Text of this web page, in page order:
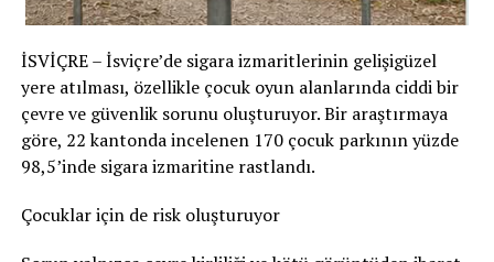
Savcılık, sanığın davranışlarının kızı tarafından fark
aldığı sonucuna vardı. Bu nedenle adam hakkında
Nötigung (zorlama)suçundan ceza verildi.
96 gün soruşturma tutukluluğunda kaldı
para cezasıverdi. Bu ceza şartlı olarak hükme bağlandı.
İSVİÇRE – İsviçre’de sigara izmaritlerinin gelişigüzel
yere atılması, özellikle çocuk oyun alanlarında ciddi bir
çevre ve güvenlik sorunu oluşturuyor. Bir araştırmaya
göre, 22 kantonda incelenen 170 çocuk parkının yüzde
98,5’inde sigara izmaritine rastlandı.
Çocuklar için de risk oluşturuyor